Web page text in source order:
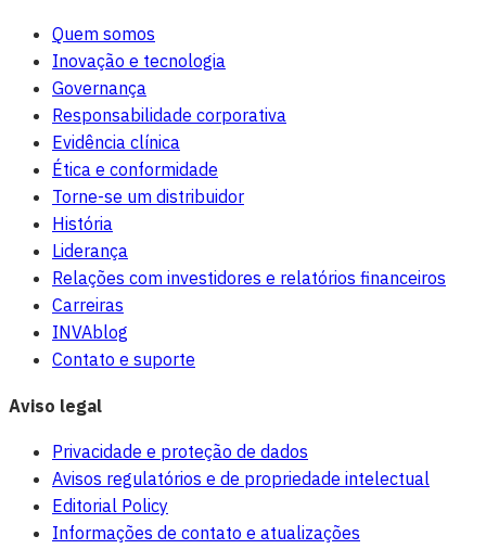
Quem somos
Inovação e tecnologia
Governança
Responsabilidade corporativa
Evidência clínica
Ética e conformidade
Torne-se um distribuidor
História
Liderança
Relações com investidores e relatórios financeiros
Carreiras
INVAblog
Contato e suporte
Aviso legal
Privacidade e proteção de dados
Avisos regulatórios e de propriedade intelectual
Editorial Policy
Informações de contato e atualizações